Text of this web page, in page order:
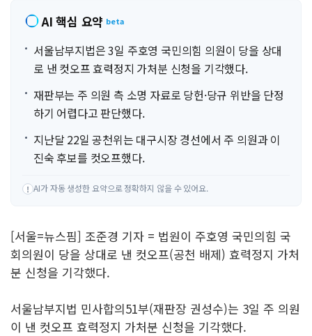
AI 핵심 요약 beta
서울남부지법은 3일 주호영 국민의힘 의원이 당을 상대
로 낸 컷오프 효력정지 가처분 신청을 기각했다.
재판부는 주 의원 측 소명 자료로 당헌·당규 위반을 단정
하기 어렵다고 판단했다.
지난달 22일 공천위는 대구시장 경선에서 주 의원과 이
진숙 후보를 컷오프했다.
! AI가 자동 생성한 요약으로 정확하지 않을 수 있어요.
[서울=뉴스핌] 조준경 기자 = 법원이 주호영 국민의힘 국
회의원이 당을 상대로 낸 컷오프(공천 배제) 효력정지 가처
분 신청을 기각했다.
서울남부지법 민사합의51부(재판장 권성수)는 3일 주 의원
이 낸 컷오프 효력정지 가처분 신청을 기각했다.